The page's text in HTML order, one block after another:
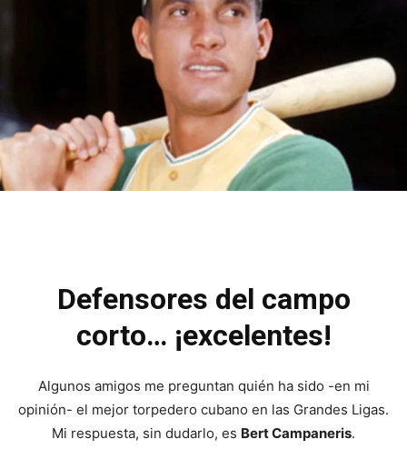
Defensores del campo
corto… ¡excelentes!
Algunos amigos me preguntan quién ha sido -en mi
opinión- el mejor torpedero cubano en las Grandes Ligas.
Mi respuesta, sin dudarlo, es Bert Campaneris.